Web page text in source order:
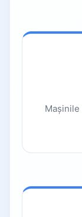
8.1. AI din
9.2.